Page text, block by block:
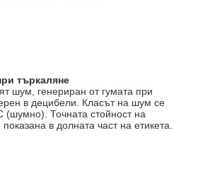
търкаляне
шум, генериран от гумата при
в децибели. Класът на шум се
(шумно). Точната стойност на
в долната част на етикета.